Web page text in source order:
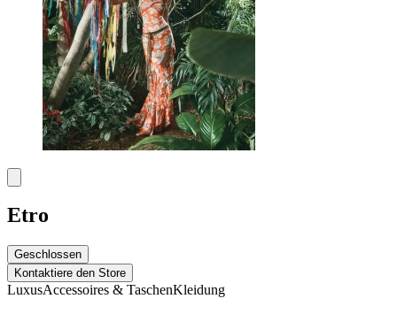
Etro
Geschlossen
Kontaktiere den Store
LuxusAccessoires & TaschenKleidung